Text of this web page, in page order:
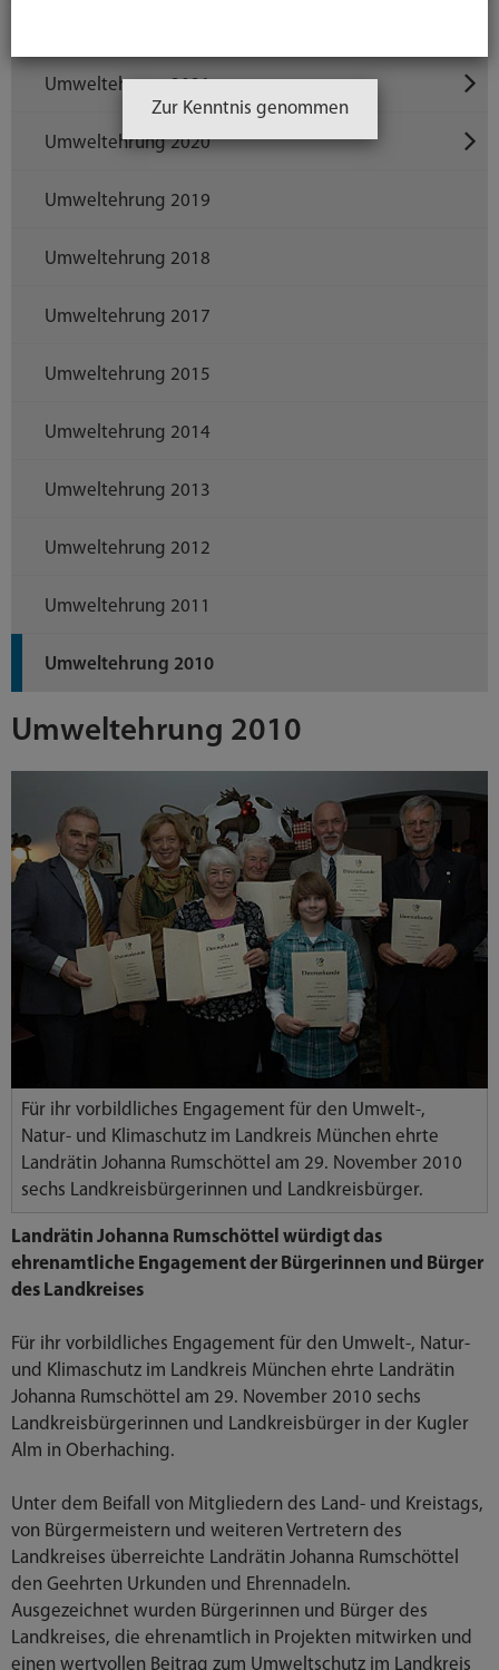
Umweltehrung 2010
Für ihr vorbildliches Engagement für den Umwelt-,
Natur- und Klimaschutz im Landkreis München ehrte
Landrätin Johanna Rumschöttel am 29. November 2010
sechs Landkreisbürgerinnen und Landkreisbürger.
Landrätin Johanna Rumschöttel würdigt das
ehrenamtliche Engagement der Bürgerinnen und Bürger
des Landkreises
Für ihr vorbildliches Engagement für den Umwelt-, Natur-
und Klimaschutz im Landkreis München ehrte Landrätin
Johanna Rumschöttel am 29. November 2010 sechs
Landkreisbürgerinnen und Landkreisbürger in der Kugler
Alm in Oberhaching.
Unter dem Beifall von Mitgliedern des Land- und Kreistags,
von Bürgermeistern und weiteren Vertretern des
Landkreises überreichte Landrätin Johanna Rumschöttel
den Geehrten Urkunden und Ehrennadeln.
Ausgezeichnet wurden Bürgerinnen und Bürger des
Landkreises, die ehrenamtlich in Projekten mitwirken und
einen wertvollen Beitrag zum Umweltschutz im Landkreis
Umweltehrung 2021
Umweltehrung 2020
Umweltehrung 2019
Umweltehrung 2018
Umweltehrung 2017
Umweltehrung 2015
Umweltehrung 2014
Umweltehrung 2013
Umweltehrung 2012
Umweltehrung 2011
Umweltehrung 2010
Zur Kenntnis genommen